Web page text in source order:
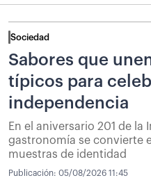
Sociedad
Sabores que
típicos para
independencia
En el aniversario 201 de la
gastronomía se convierte
muestras de identidad
Publicación: 05/08/2026 11:45